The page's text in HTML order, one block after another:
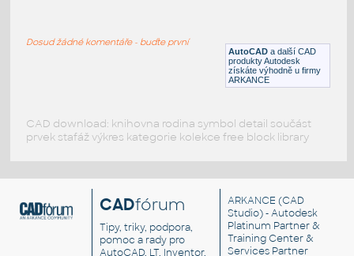
Šatnový háček na šaty 65mm
AutoCAD a další CAD
produkty Autodesk
získáte výhodně u firmy
ARKANCE
Dosud žádné komentáře - buďte první
CAD download: knihovna rodina symbol detail součást
prvek stafáž výkres kategorie kolekce free block library
CADfórum
Tipy, triky, podpora,
pomoc a rady pro
AutoCAD, LT, Inventor,
ARKANCE (CAD
Studio) - Autodesk
Platinum Partner &
Training Center &
Services Partner